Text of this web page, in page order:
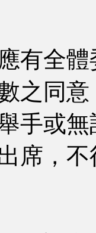
全體
之同
或無
，不